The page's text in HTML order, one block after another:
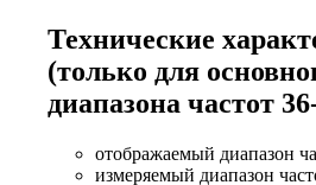
Технические
(только для
диапазона частот
отображаемый диапазон
измеряемый диапазон